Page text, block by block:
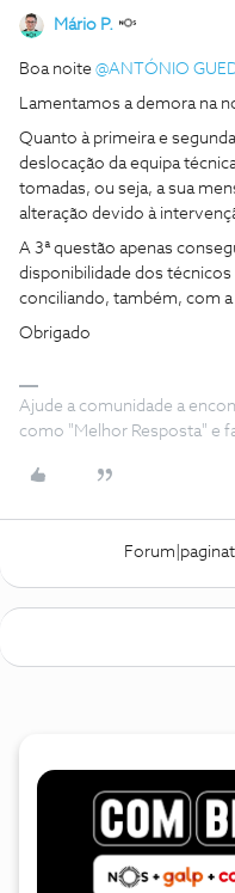
Mário P.
Boa noite @ANTÓNIO
Lamentamos a demora na
Quanto à primeira e
deslocação da equipa
tomadas, ou seja, a sua
alteração devido à
A 3ª questão apenas
disponibilidade dos técnicos
conciliando, também, com a
Obrigado
Ajude a comunidade a
como "Melhor Resposta" e